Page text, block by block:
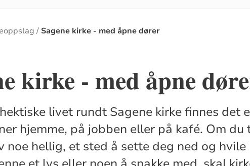
Sagene kirke - med åpne dører
kirke - med åpne
livet rundt Sagene kirke finnes det
hjemme, på jobben eller på kafé. Om
noe hellig, et sted å sette deg ned og